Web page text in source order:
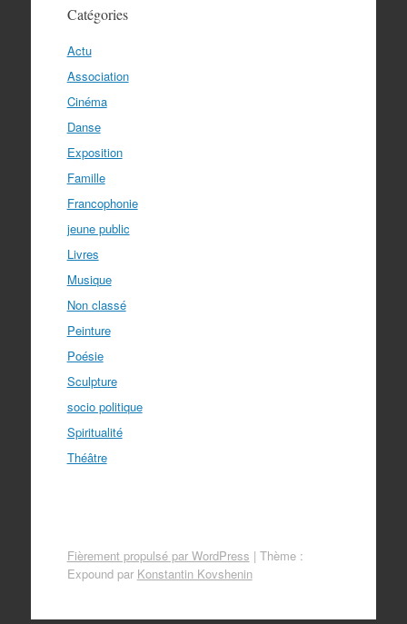
Catégories
Actu
Association
Cinéma
Danse
Exposition
Famille
Francophonie
jeune public
Livres
Musique
Non classé
Peinture
Poésie
Sculpture
socio politique
Spiritualité
Théâtre
Fièrement propulsé par WordPress | Thème :
Expound par Konstantin Kovshenin